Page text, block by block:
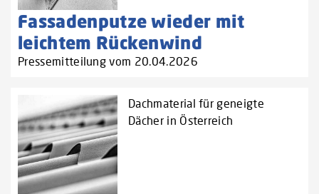
Fassadenputze wieder mit
leichtem Rückenwind
Pressemitteilung vom 20.04.2026
Dachmaterial für geneigte
Dächer in Österreich